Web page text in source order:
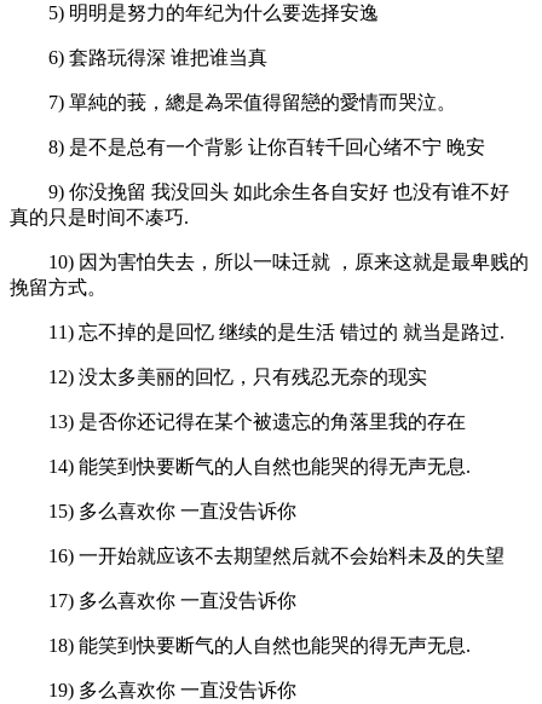
5) 明明是努力的年纪为什么要选择安逸
6) 套路玩得深 谁把谁当真
7) 單純的莪，總是為罘值得留戀的愛情而哭泣。
8) 是不是总有一个背影 让你百转千回心绪不宁 晚安
9) 你没挽留 我没回头 如此余生各自安好 也没有谁不好
真的只是时间不凑巧.
10) 因为害怕失去，所以一味迁就 ，原来这就是最卑贱的
挽留方式。
11) 忘不掉的是回忆 继续的是生活 错过的 就当是路过.
12) 没太多美丽的回忆，只有残忍无奈的现实
13) 是否你还记得在某个被遗忘的角落里我的存在
14) 能笑到快要断气的人自然也能哭的得无声无息.
15) 多么喜欢你 一直没告诉你
16) 一开始就应该不去期望然后就不会始料未及的失望
17) 多么喜欢你 一直没告诉你
18) 能笑到快要断气的人自然也能哭的得无声无息.
19) 多么喜欢你 一直没告诉你